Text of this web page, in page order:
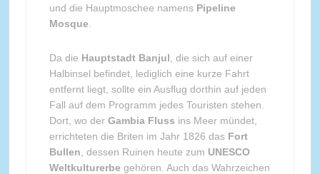
und die Hauptmoschee namens Pipeline
Mosque
Da die Hauptstadt Banjul , die sich auf einer
Halbinsel befindet, lediglich eine kurze Fahrt
entfernt liegt, sollte ein Ausflug dorthin auf jeden
Fall auf dem Programm jedes Touristen stehen.
Dort, wo der Gambia Fluss ins Meer mündet,
errichteten die Briten im Jahr 1826 das Fort
Bullen , dessen Ruinen heute zum UNESCO
Weltkulturerbe gehören. Auch das Wahrzeichen